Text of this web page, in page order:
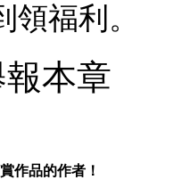
領福利。
本章
作品的作者！